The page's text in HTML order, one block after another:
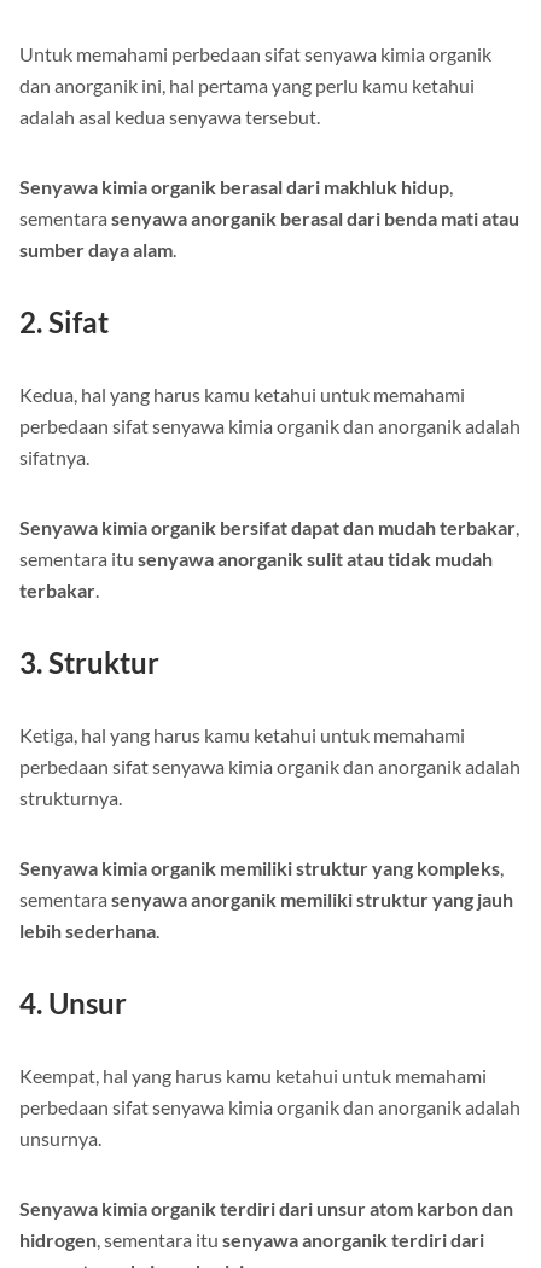
Untuk memahami perbedaan sifat senyawa kimia organik
dan anorganik ini, hal pertama yang perlu kamu ketahui
adalah asal kedua senyawa tersebut.
Senyawa kimia organik berasal dari makhluk hidup
sementara senyawa anorganik berasal dari benda mati atau
sumber daya alam
2. Sifat
Kedua, hal yang harus kamu ketahui untuk memahami
perbedaan sifat senyawa kimia organik dan anorganik adalah
sifatnya.
Senyawa kimia organik bersifat dapat dan mudah terbakar
sementara itu senyawa anorganik sulit atau tidak mudah
terbakar
3. Struktur
Ketiga, hal yang harus kamu ketahui untuk memahami
perbedaan sifat senyawa kimia organik dan anorganik adalah
strukturnya.
Senyawa kimia organik memiliki struktur yang kompleks
sementara senyawa anorganik memiliki struktur yang jauh
lebih sederhana
4. Unsur
Keempat, hal yang harus kamu ketahui untuk memahami
perbedaan sifat senyawa kimia organik dan anorganik adalah
unsurnya.
Senyawa kimia organik terdiri dari unsur atom karbon dan
hidrogen , sementara itu senyawa anorganik terdiri dari